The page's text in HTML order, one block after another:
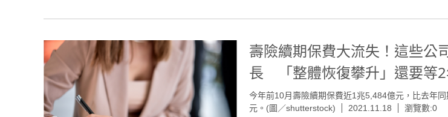
壽險續期保費大流失！這些公
長 「整體恢復攀升」還要等
今年前10月壽險續期保費近1兆5,484億元，比去年
元。(圖／shutterstock)
2021.11.18 瀏覽數:0